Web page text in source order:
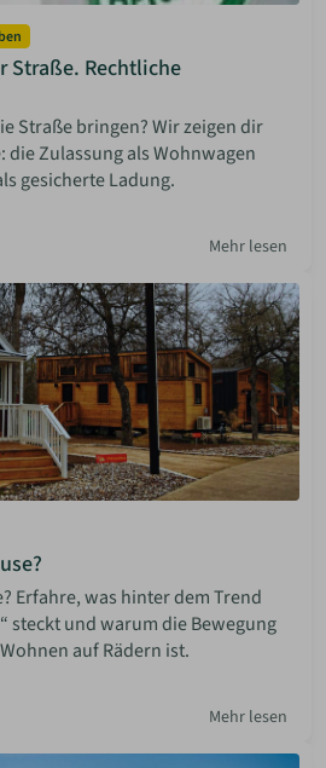
Straße. Rechtliche
Straße bringen? Wir zeigen dir
die Zulassung als Wohnwagen
gesicherte Ladung.
Mehr lesen
Erfahre, was hinter dem Trend
steckt und warum die Bewegung
auf Rädern ist.
Mehr lesen